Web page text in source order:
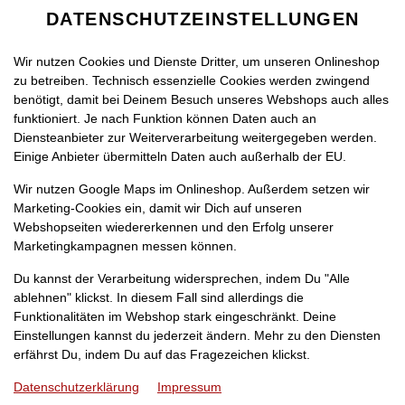
DE
SPRACHE ÄNDERN
DATENSCHUTZEINSTELLUNGEN
Wir nutzen Cookies und Dienste Dritter, um unseren Onlineshop
zu betreiben. Technisch essenzielle Cookies werden zwingend
benötigt, damit bei Deinem Besuch unseres Webshops auch alles
funktioniert. Je nach Funktion können Daten auch an
Diensteanbieter zur Weiterverarbeitung weitergegeben werden.
Einige Anbieter übermitteln Daten auch außerhalb der EU.
Wir nutzen Google Maps im Onlineshop. Außerdem setzen wir
Marketing-Cookies ein, damit wir Dich auf unseren
Webshopseiten wiedererkennen und den Erfolg unserer
Marketingkampagnen messen können.
Du kannst der Verarbeitung widersprechen, indem Du "Alle
ablehnen" klickst. In diesem Fall sind allerdings die
Funktionalitäten im Webshop stark eingeschränkt. Deine
Einstellungen kannst du jederzeit ändern. Mehr zu den Diensten
erfährst Du, indem Du auf das Fragezeichen klickst.
Datenschutzerklärung Impressum